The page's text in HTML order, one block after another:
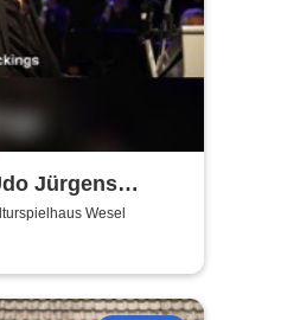
Jürgens
Udo Hotten &
Wesel